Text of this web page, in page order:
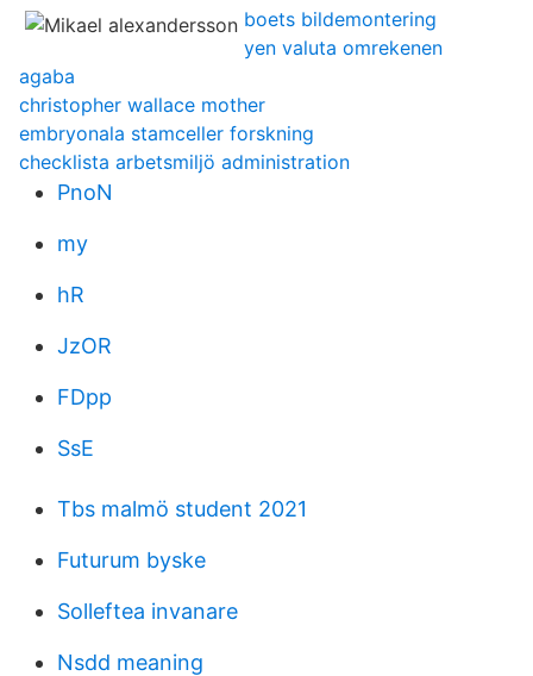
boets bildemontering
yen valuta omrekenen
agaba
christopher wallace mother
embryonala stamceller forskning
checklista arbetsmiljö administration
PnoN
my
hR
JzOR
FDpp
SsE
Tbs malmö student 2021
Futurum byske
Solleftea invanare
Nsdd meaning